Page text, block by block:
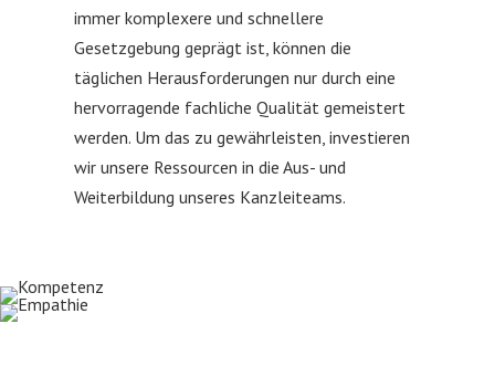
immer komplexere und schnellere
Gesetzgebung geprägt ist, können die
täglichen Herausforderungen nur durch eine
hervorragende fachliche Qualität gemeistert
werden. Um das zu gewährleisten, investieren
wir unsere Ressourcen in die Aus- und
Weiterbildung unseres Kanzleiteams.